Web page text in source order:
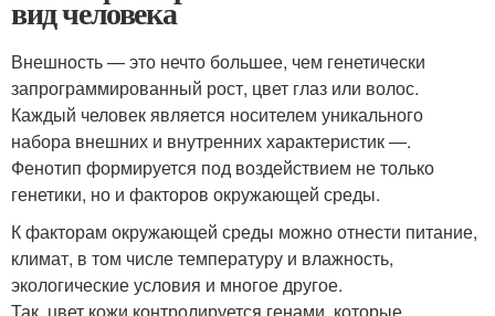
вид человека
Внешность — это нечто большее, чем генетически
запрограммированный рост, цвет глаз или волос.
Каждый человек является носителем уникального
набора внешних и внутренних характеристик —.
Фенотип формируется под воздействием не только
генетики, но и факторов окружающей среды.
К факторам окружающей среды можно отнести питание,
климат, в том числе температуру и влажность,
экологические условия и многое другое.
Так, цвет кожи контролируется генами, которые